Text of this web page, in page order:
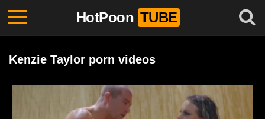
HotPoon TUBE
Kenzie Taylor porn videos